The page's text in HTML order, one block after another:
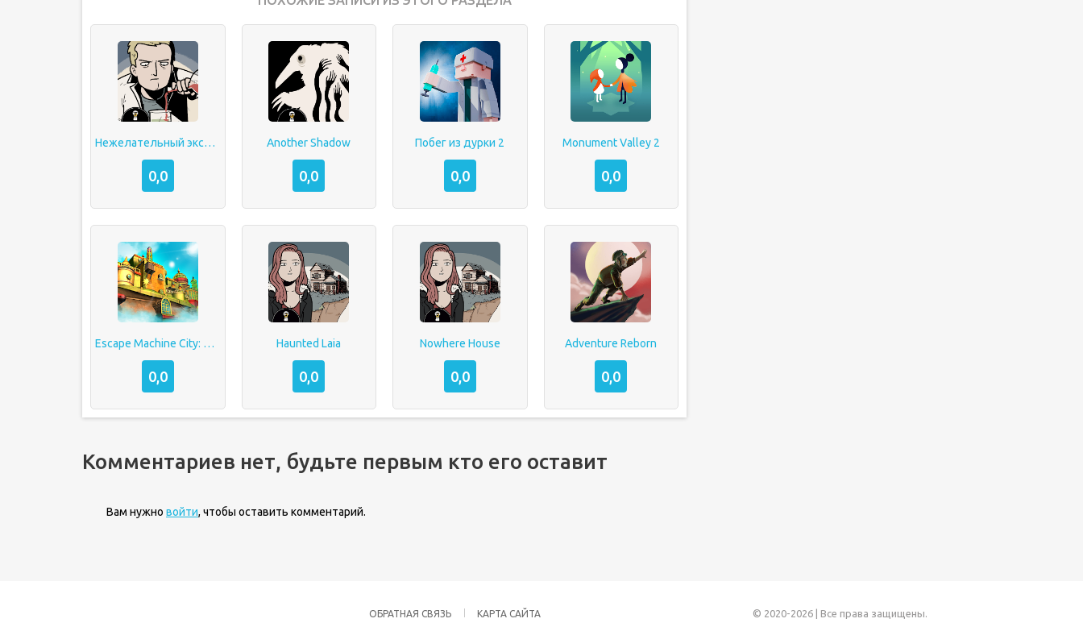
Нежелательный эксперимент
0,0
Another Shadow
0,0
Побег из дурки 2
0,0
Monument Valley 2
0,0
Escape Machine City: Airborne
0,0
Haunted Laia
0,0
Nowhere House
0,0
Adventure Reborn
0,0
Комментариев нет, будьте первым кто его оставит
Вам нужно войти, чтобы оставить комментарий.
ОБРАТНАЯ СВЯЗЬ КАРТА САЙТА © 2020-2026 | Все права защищены.